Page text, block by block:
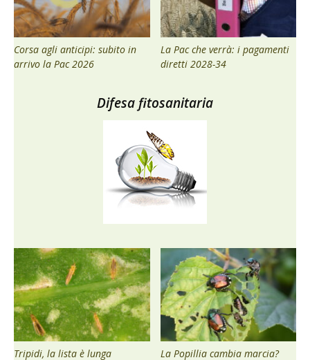
Corsa agli anticipi: subito in
arrivo la Pac 2026
La Pac che verrà: i pagamenti
diretti 2028-34
Difesa fitosanitaria
Tripidi, la lista è lunga La Popillia cambia marcia?